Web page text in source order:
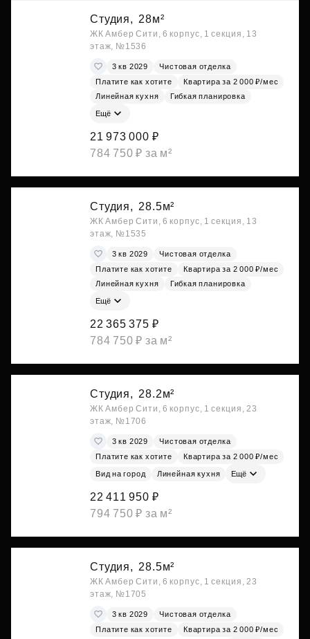
Студия, 28м²
ЖК Амбер Сити, 6 корпус, 1 секция, 13
этаж, №1536
3 кв 2029
Чистовая отделка
Платите как хотите
Квартира за 2 000 ₽/мес
Линейная кухня
Гибкая планировка
Ещё
21 973 000 ₽
784 750 ₽ за м²
Студия, 28.5м²
ЖК Амбер Сити, 6 корпус, 1 секция, 13
этаж, №1535
3 кв 2029
Чистовая отделка
Платите как хотите
Квартира за 2 000 ₽/мес
Линейная кухня
Гибкая планировка
Ещё
22 365 375 ₽
784 750 ₽ за м²
Студия, 28.2м²
ЖК Амбер Сити, 6 корпус, 1 секция, 23
этаж, №1706
3 кв 2029
Чистовая отделка
Платите как хотите
Квартира за 2 000 ₽/мес
Вид на город Линейная кухня Ещё
22 411 950 ₽
794 750 ₽ за м²
Студия, 28.5м²
ЖК Амбер Сити, 6 корпус, 1 секция, 23
этаж, №1705
3 кв 2029
Чистовая отделка
Платите как хотите
Квартира за 2 000 ₽/мес